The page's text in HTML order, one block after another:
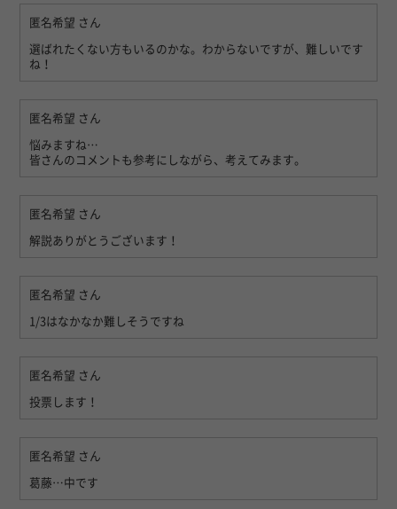
匿名希望 さん
選ばれたくない方もいるのかな。わからないですが、難しいです
ね！
匿名希望 さん
悩みますね…
皆さんのコメントも参考にしながら、考えてみます。
匿名希望 さん
解説ありがとうございます！
匿名希望 さん
1/3はなかなか難しそうですね
匿名希望 さん
投票します！
匿名希望 さん
葛藤…中です